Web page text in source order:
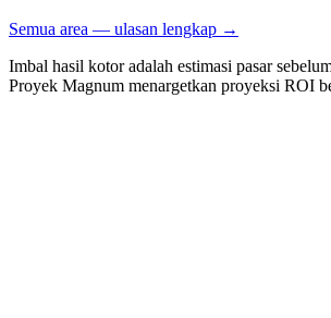
Semua area — ulasan lengkap →
Imbal hasil kotor adalah estimasi pasar
Proyek Magnum menargetkan proyeksi ROI